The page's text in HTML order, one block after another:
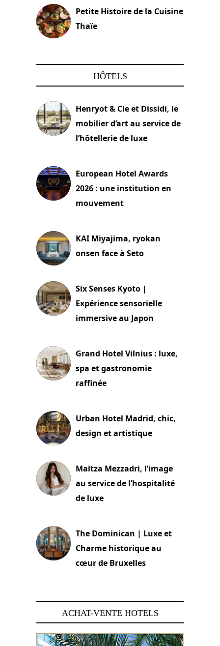
Petite Histoire de la Cuisine
Thaïe
HÔTELS
Henryot & Cie et Dissidi, le
mobilier d’art au service de
l’hôtellerie de luxe
European Hotel Awards
2026 : une institution en
mouvement
KAI Miyajima, ryokan
onsen face à Seto
Six Senses Kyoto |
Expérience sensorielle
immersive au Japon
Grand Hotel Vilnius : luxe,
spa et gastronomie
raffinée
Urban Hotel Madrid, chic,
design et artistique
Maïtza Mezzadri, l’image
au service de l’hospitalité
de luxe
The Dominican | Luxe et
Charme historique au
cœur de Bruxelles
ACHAT-VENTE HOTELS